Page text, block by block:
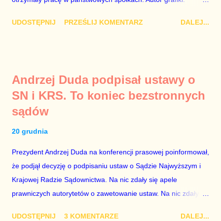
polityków PO na ten temat. Pokazanie kilkunastu przypadków
PiS, a następnie uzyskują stanowiska w spółkach Skarbu
Państwa ze względu na to, że partia PiS obsadziła zarządy
tych spółek i wymienia profesjonalistów na kadry partyjne.
które zawsze może się zdarzyć, a polegającym na tym, że
osoba z kwalifikacjami wpłaca na partię polityczną, a następnie
obejmuje prace w spółce, która jest zarządzana pośrednio
przez ta partię. Przeciwnie. Przedstawienie pierwszej gr...
UDOSTĘPNIJ PRZEŚLIJ KOMENTARZ DALEJ...
Andrzej Duda podpisał ustawy o
SN i KRS. To koniec bezstronnych
sądów
20 grudnia
Prezydent Andrzej Duda na konferencji prasowej poinformował,
że podjął decyzję o podpisaniu ustaw o Sądzie Najwyższym i
Krajowej Radzie Sądownictwa. Na nic zdały się apele
prawniczych autorytetów o zawetowanie ustaw. Na nic zdały
UDOSTĘPNIJ 3 KOMENTARZE DALEJ...